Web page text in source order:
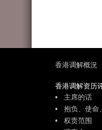
香港调解概況
香港调解资历
•
主席的话
•
抱负、使命
•
权责范围